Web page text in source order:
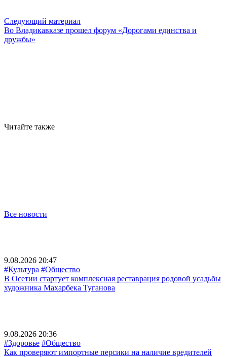
Следующий материал
Во Владикавказе прошел форум «Дорогами единства и
дружбы»
Читайте также
Все новости
9.08.2026 20:47
#Культура #Общество
В Осетии стартует комплексная реставрация родовой усадьбы
художника Махарбека Туганова
9.08.2026 20:36
#Здоровье #Общество
Как проверяют импортные персики на наличие вредителей